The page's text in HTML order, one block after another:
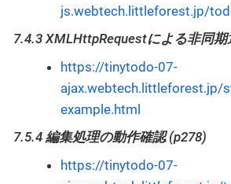
js.webtech.littleforest.jp/
7.4.3 XMLHttpRequestによる非同期
https://tinytodo-07-
ajax.webtech.littleforest.jp/
example.html
7.5.4 編集処理の動作確認 (p278)
https://tinytodo-07-